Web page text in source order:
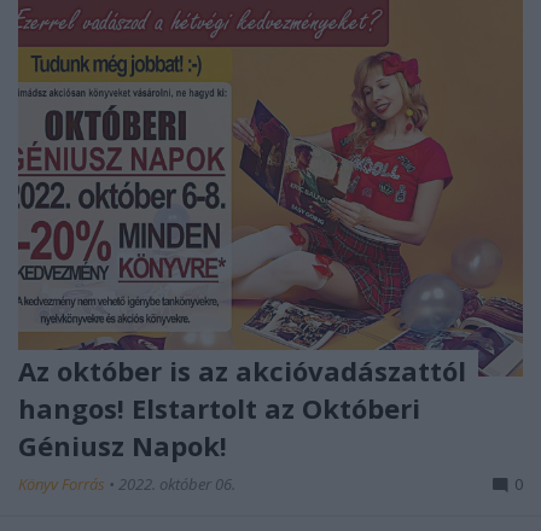
Az október is az akcióvadászattól
hangos! Elstartolt az Októberi
Géniusz Napok!
Könyv Forrás • 2022. október 06. 0